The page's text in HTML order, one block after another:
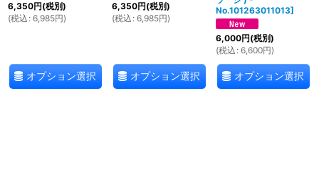
6,350円(税別)
(税込 : 6,985円)
オプション選択
6,350円(税別)
(税込 : 6,985円)
オプション選択
No.101263011013]
6,000円(税別)
(税込 : 6,600円)
オプション選択